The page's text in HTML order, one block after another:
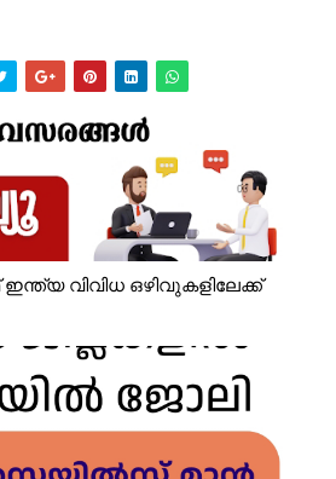
വിവിധ ഒഴിവുകളിലേക്ക്